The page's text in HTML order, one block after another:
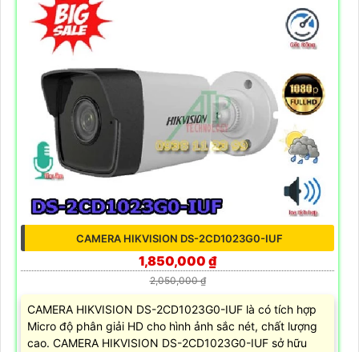
CAMERA HIKVISION DS-2CD1023G0-IUF
1,850,000 ₫
2,050,000 ₫
CAMERA HIKVISION DS-2CD1023G0-IUF là có tích hợp
Micro độ phân giải HD cho hình ảnh sắc nét, chất lượng
cao. CAMERA HIKVISION DS-2CD1023G0-IUF sở hữu